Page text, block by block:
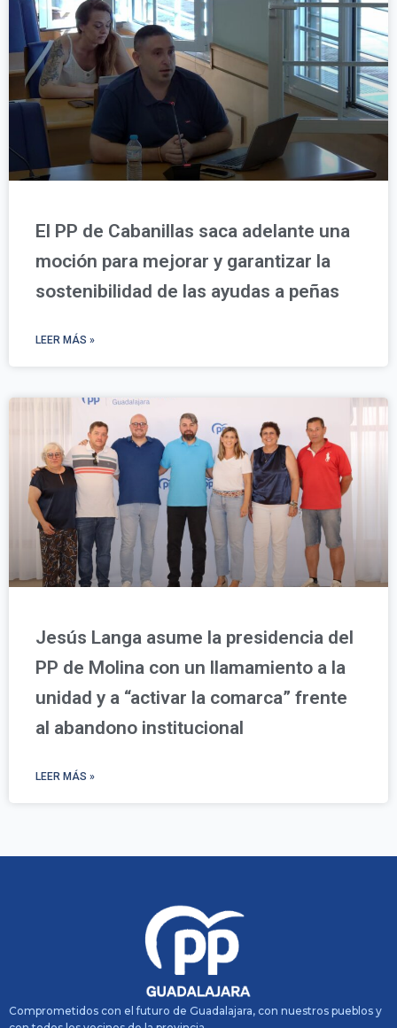
El PP de Cabanillas saca adelante una
moción para mejorar y garantizar la
sostenibilidad de las ayudas a peñas
LEER MÁS »
Jesús Langa asume la presidencia del
PP de Molina con un llamamiento a la
unidad y a “activar la comarca” frente
al abandono institucional
LEER MÁS »
Comprometidos con el futuro de Guadalajara, con nuestros pueblos y